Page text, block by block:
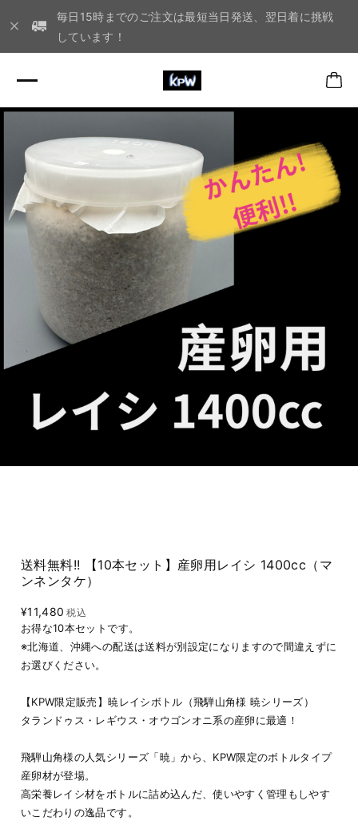
毎日15時までのご注文は最短当日発送、翌日着に挑戦
しています！
送料無料!! 【10本セット】産卵用レイシ 1400cc（マ
ンネンタケ）
¥11,480 税込
お得な10本セットです。
※北海道、沖縄への配送は送料が別設定になりますので間違えずに
お選びください。
【KPW限定販売】暁レイシボトル（飛騨山角様 暁シリーズ）
タランドゥス・レギウス・オウゴンオニ系の産卵に最適！
飛騨山角様の人気シリーズ「暁」から、KPW限定のボトルタイプ
産卵材が登場。
高栄養レイシ材をボトルに詰め込んだ、使いやすく管理もしやす
いこだわりの逸品です。